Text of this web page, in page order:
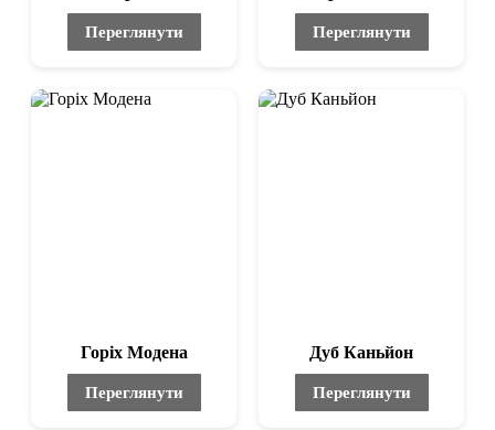
Переглянути Переглянути
Горіх Модена
Переглянути
Дуб Каньйон
Переглянути